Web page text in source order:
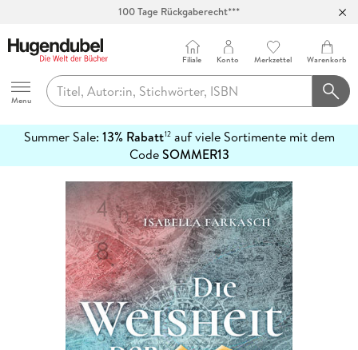
100 Tage Rückgaberecht***
Hugendubel
Menu
Filiale Konto Merkzettel Warenkorb
Summer Sale: 13% Rabatt12auf viele Sortimente mit dem
CodeSOMMER13
erfahren